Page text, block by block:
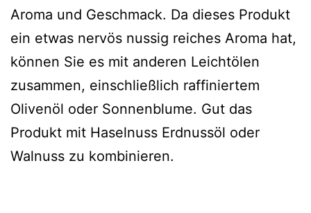
Aroma und Geschmack. Da dieses Produkt
ein etwas nervös nussig reiches Aroma hat,
können Sie es mit anderen Leichtölen
zusammen, einschließlich raffiniertem
Olivenöl oder Sonnenblume. Gut das
Produkt mit Haselnuss Erdnussöl oder
Walnuss zu kombinieren.